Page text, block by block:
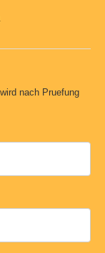
nach Pruefung